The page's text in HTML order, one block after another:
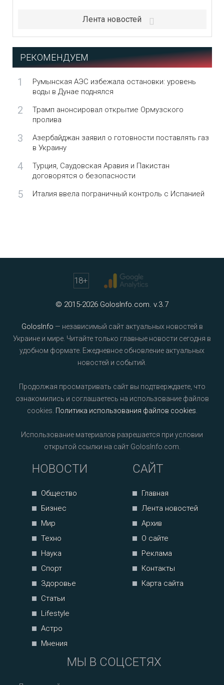
Лента новостей
РЕКОМЕНДУЕМ
1
Румынская АЭС избежала остановки: уровень
воды в Дунае поднялся
2
Трамп анонсировал открытие Ормузского
пролива
3
Азербайджан заявил о готовности поставлять газ
в Украину
4
Турция, Саудовская Аравия и Пакистан
договорятся о безопасности
5 Италия ввела пограничный контроль с Испанией
18+
© 2015-2026 GolosInfo.com. v.3.7
GolosInfo — независимый сайт актуальных новостей в
Украине и мире. Читайте только главные новости сегодня в
удобном формате. Ежедневное обновление актуальных
новостей и событий.
Продолжая просматривать сайт вы подтверждаете, что
ознакомились и соглашаетесь на использование файлов
cookies. Политика использования файлов cookies
Использование материалов разрешается при условии
открытой ссылки на сайт GolosInfo.com.
НОВОСТИ
Общество
Бизнес
Мир
Техно
Наука
Спорт
Здоровье
Статьи
Lifestyle
Астро
Мнения
САЙТ
Главная
Лента новостей
Архив
О сайте
Реклама
Контакты
Карта сайта
МЫ В СОЦСЕТЯХ